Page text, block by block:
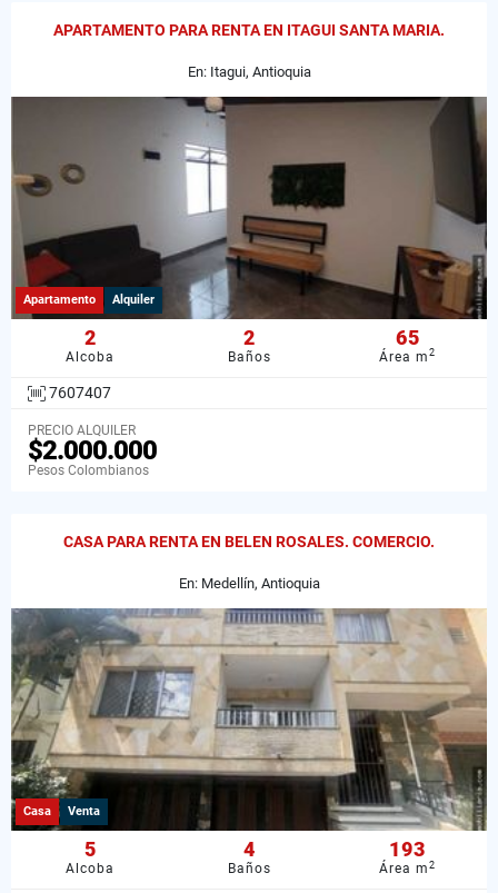
APARTAMENTO PARA RENTA EN ITAGUI SANTA MARIA.
En: Itagui, Antioquia
Apartamento Alquiler
2
Alcoba
2
Baños
65
Área m2
7607407
PRECIO ALQUILER
$2.000.000
Pesos Colombianos
CASA PARA RENTA EN BELEN ROSALES. COMERCIO.
En: Medellín, Antioquia
Casa Venta
5
Alcoba
4
Baños
193
Área m2